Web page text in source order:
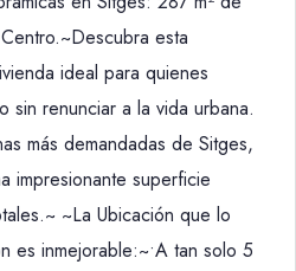
esta
ideal para quienes
sin renunciar a la vida urbana.
más demandadas de Sitges,
impresionante superficie
~La Ubicación que lo
es inmejorable:~•A tan solo 5